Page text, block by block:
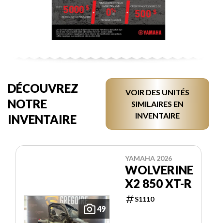
DÉCOUVREZ
NOTRE
INVENTAIRE
VOIR DES UNITÉS
SIMILAIRES EN
INVENTAIRE
49
YAMAHA 2026
WOLVERINE
X2 850 XT-R
S1110